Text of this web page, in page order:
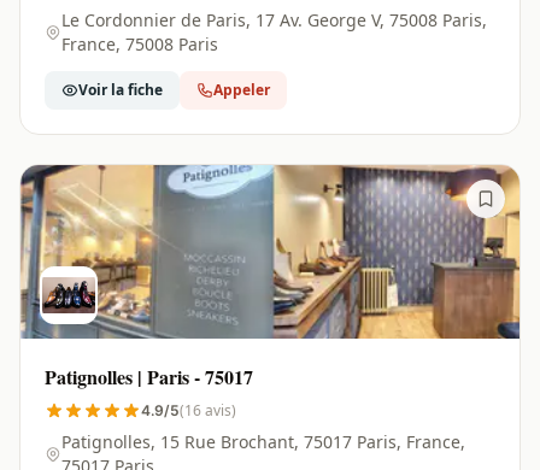
Le Cordonnier de Paris, 17 Av. George V, 75008 Paris,
France, 75008 Paris
Voir la fiche Appeler
Patignolles | Paris - 75017
4.9/5(16 avis)
Patignolles, 15 Rue Brochant, 75017 Paris, France,